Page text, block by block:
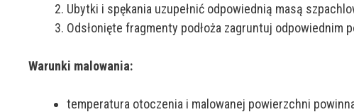
Ubytki i spękania uzupełnić odpowiednią masą
Odsłonięte fragmenty podłoża zagruntuj odpowiednim
Warunki malowania:
temperatura otoczenia i malowanej powierzchni